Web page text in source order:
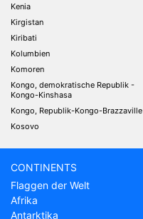
Kenia
Kirgistan
Kiribati
Kolumbien
Komoren
Kongo, demokratische Republik -
Kongo-Kinshasa
Kongo, Republik-Kongo-Brazzaville
Kosovo
CONTINENTS
Flaggen der Welt
Afrika
Antarktika